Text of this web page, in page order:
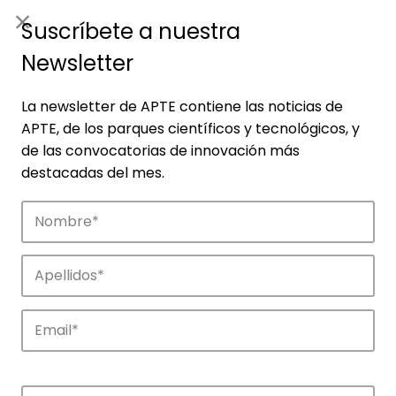
Empresas
Descubre las empresas que impulsan la
innovación en los parques de APTE.
Suscríbete a nuestra
Newsletter
La newsletter de APTE contiene las noticias de
APTE, de los parques científicos y tecnológicos, y
de las convocatorias de innovación más
destacadas del mes.